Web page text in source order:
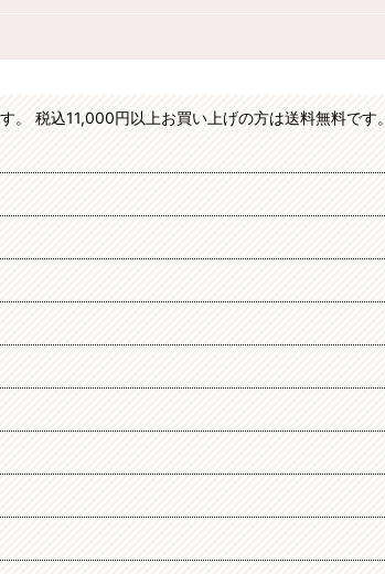
税込11,000円以上お買い上げの方は送料無料です。